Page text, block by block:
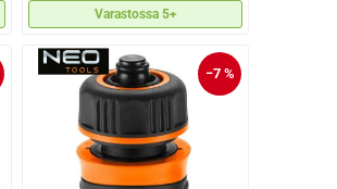
Varastossa 5+
−7 %